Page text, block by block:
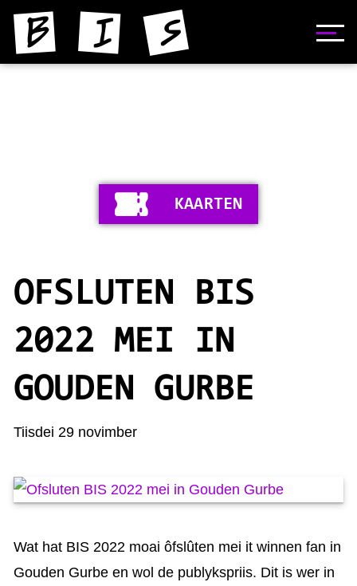
FOTO'S
STIPERS
VIDEO'S
KAARTEN
OFSLUTEN BIS
2022 MEI IN
GOUDEN GURBE
Tiisdei 29 novimber
Wat hat BIS 2022 moai ôfslûten mei it winnen fan in
Gouden Gurbe en wol de publykspriis. Dit is wer in